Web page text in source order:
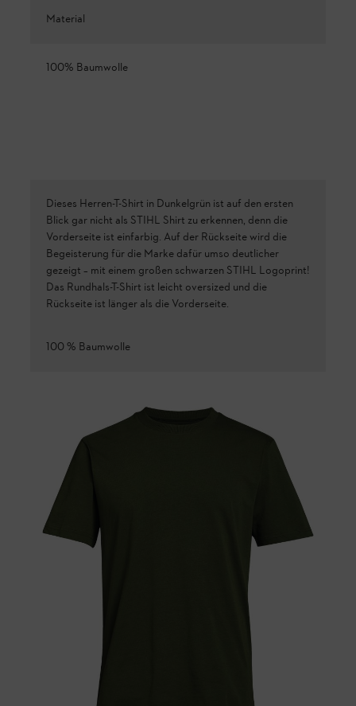
Material
100% Baumwolle
Dieses Herren-T-Shirt in Dunkelgrün ist auf den ersten
Blick gar nicht als STIHL Shirt zu erkennen, denn die
Vorderseite ist einfarbig. Auf der Rückseite wird die
Begeisterung für die Marke dafür umso deutlicher
gezeigt – mit einem großen schwarzen STIHL Logoprint!
Das Rundhals-T-Shirt ist leicht oversized und die
Rückseite ist länger als die Vorderseite.
100 % Baumwolle